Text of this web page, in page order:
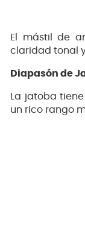
El mástil de
claridad tonal
Diapasón de
La jatoba
un rico rango